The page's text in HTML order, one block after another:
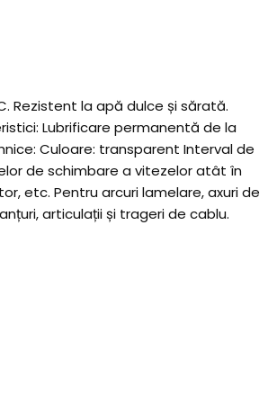
Rezistent la apă dulce și sărată.
Lubrificare permanentă de la
Culoare: transparent Interval de
de schimbare a vitezelor atât în
etc. Pentru arcuri lamelare, axuri de
articulații și trageri de cablu.